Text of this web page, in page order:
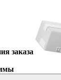
заказа